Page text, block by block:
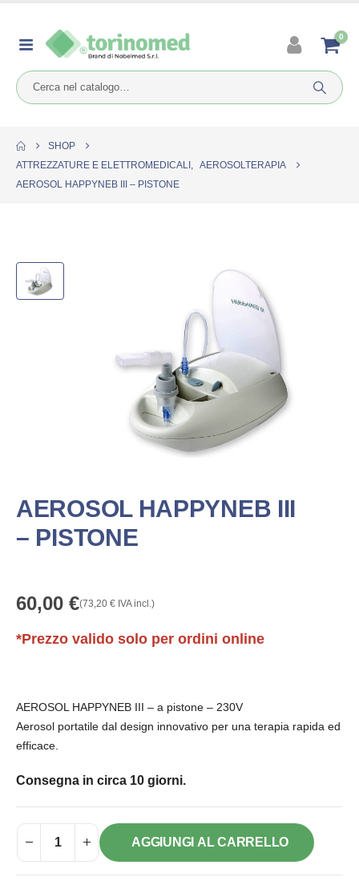
0
SHOP
ATTREZZATURE E ELETTROMEDICALI , AEROSOLTERAPIA
AEROSOL HAPPYNEB III – PISTONE
AEROSOL HAPPYNEB III
– PISTONE
60,00 €(73,20 € IVA incl.)
*Prezzo valido solo per ordini online
AEROSOL HAPPYNEB III – a pistone – 230V
Aerosol portatile dal design innovativo per una terapia rapida ed
efficace.
Consegna in circa 10 giorni.
AGGIUNGI AL CARRELLO